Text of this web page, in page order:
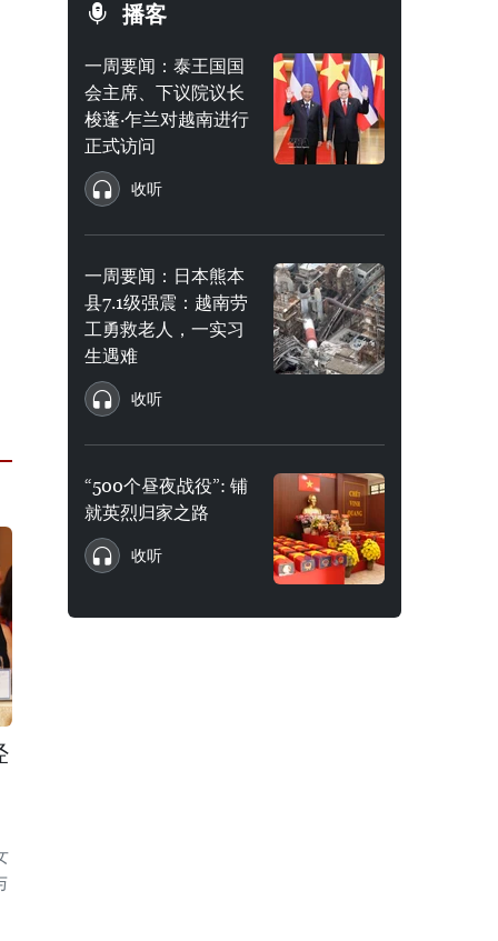
播客
一周要闻：泰王国国
会主席、下议院议长
梭蓬·乍兰对越南进行
正式访问
收听
一周要闻：日本熊本
县7.1级强震：越南劳
工勇救老人，一实习
生遇难
收听
“500个昼夜战役”: 铺
就英烈归家之路
收听